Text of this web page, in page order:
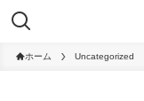
ホーム Uncategorized